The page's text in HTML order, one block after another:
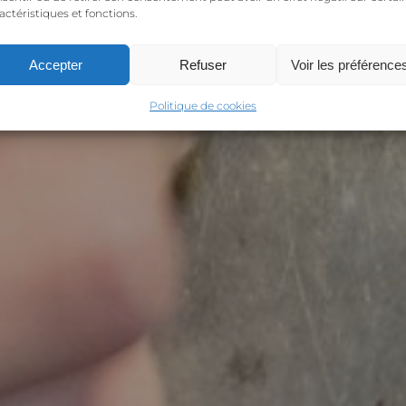
et fonctions.
Accepter Refuser Voir les
Politique de cookies